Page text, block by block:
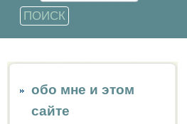
обо мне и этом
сайте